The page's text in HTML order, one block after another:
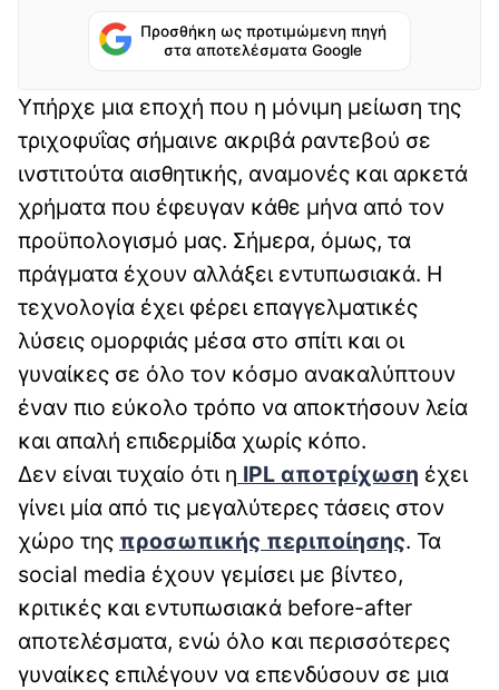
Προσθήκη ως προτιμώμενη πηγή
στα αποτελέσματα Google
Υπήρχε μια εποχή που η μόνιμη μείωση της
τριχοφυΐας σήμαινε ακριβά ραντεβού σε
ινστιτούτα αισθητικής, αναμονές και αρκετά
χρήματα που έφευγαν κάθε μήνα από τον
προϋπολογισμό μας. Σήμερα, όμως, τα
πράγματα έχουν αλλάξει εντυπωσιακά. Η
τεχνολογία έχει φέρει επαγγελματικές
λύσεις ομορφιάς μέσα στο σπίτι και οι
γυναίκες σε όλο τον κόσμο ανακαλύπτουν
έναν πιο εύκολο τρόπο να αποκτήσουν λεία
και απαλή επιδερμίδα χωρίς κόπο.
Δεν είναι τυχαίο ότι η IPL αποτρίχωση έχει
γίνει μία από τις μεγαλύτερες τάσεις στον
χώρο της προσωπικής περιποίησης. Τα
social media έχουν γεμίσει με βίντεο,
κριτικές και εντυπωσιακά before-after
αποτελέσματα, ενώ όλο και περισσότερες
γυναίκες επιλέγουν να επενδύσουν σε μια